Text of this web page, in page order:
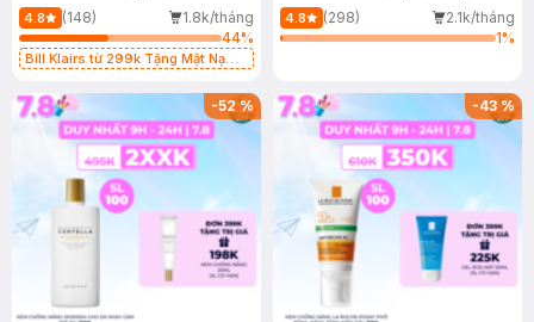
4.8 (148)
1.8k/tháng
44%
Bill Klairs từ 299k Tặng Mặt Nạ
25ml (SL Có Hạn)
400ml
4.8 (298)
2.1k/tháng
1%
-52% -43%